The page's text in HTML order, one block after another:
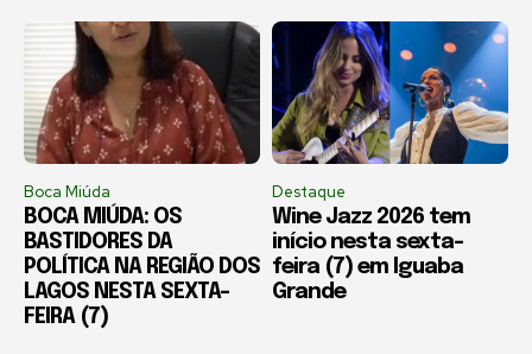
Boca Miúda
BOCA MIÚDA: OS
BASTIDORES DA
POLÍTICA NA REGIÃO DOS
LAGOS NESTA SEXTA-
FEIRA (7)
Destaque
Wine Jazz 2026 tem
início nesta sexta-
feira (7) em Iguaba
Grande